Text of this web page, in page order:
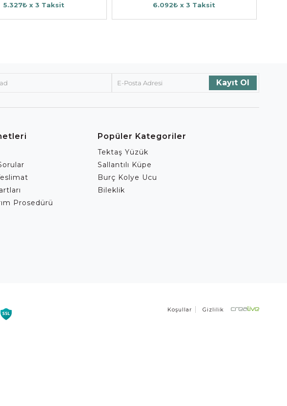
5.327₺ x 3 Taksit 6.092₺ x 3 Taksit
Prosedürü
Popüler Kategoriler
Tektaş Yüzük
Sallantılı Küpe
Burç Kolye Ucu
Bileklik
Koşullar Gizlilik